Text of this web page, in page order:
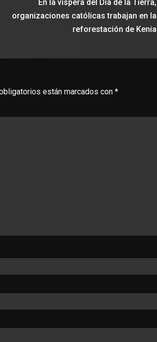
En la víspera del Día de la Tierra,
organizaciones católicas trabajan en la
reforestación de Kenia
están marcados con *